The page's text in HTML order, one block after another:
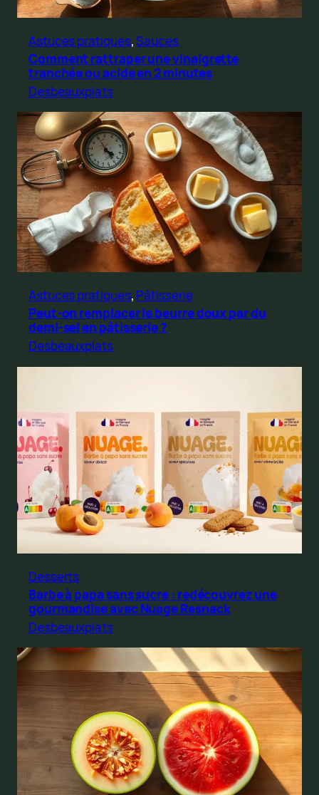
Astuces pratiques, Sauces
Comment rattraper une vinaigrette
tranchée ou acide en 2 minutes
Desbeauxplats
Astuces pratiques, Pâtisserie
Peut-on remplacer le beurre doux par du
demi-sel en pâtisserie ?
Desbeauxplats
Desserts
Barbe à papa sans sucre : redécouvrez une
gourmandise avec Nuage Resnack
Desbeauxplats